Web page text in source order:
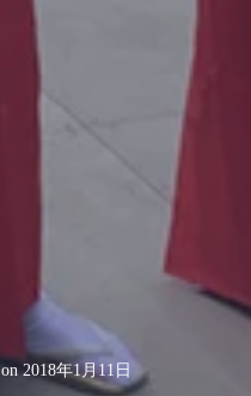
on2018年1月11日